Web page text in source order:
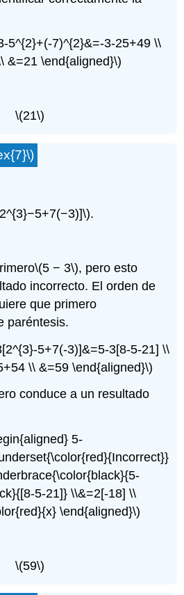
5^{2}+(-7)^{2}&=-3-25+49 \\
&=21 \end{aligned}\)
\(21\)
.
\(5 − 3\), pero esto
incorrecto. El orden de
que primero
paréntesis.
5+7(-3)]&=5-3[8-5-21] \\
\\ &=59 \end{aligned}\)
conduce a un resultado
5-
5-21]} \\&=2[-18] \\
\end{aligned}\)
\(59\)